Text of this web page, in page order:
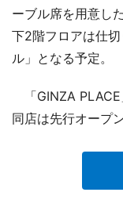
ーブル席を用意し
下2階フロアは仕
ル」となる予定。
「GINZA PLACE
同店は先行オープ